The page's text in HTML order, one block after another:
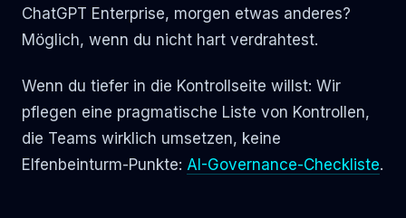
ChatGPT Enterprise, morgen etwas anderes?
Möglich, wenn du nicht hart verdrahtest.
Wenn du tiefer in die Kontrollseite willst: Wir
pflegen eine pragmatische Liste von Kontrollen,
die Teams wirklich umsetzen, keine
Elfenbeinturm-Punkte: AI-Governance-Checkliste.